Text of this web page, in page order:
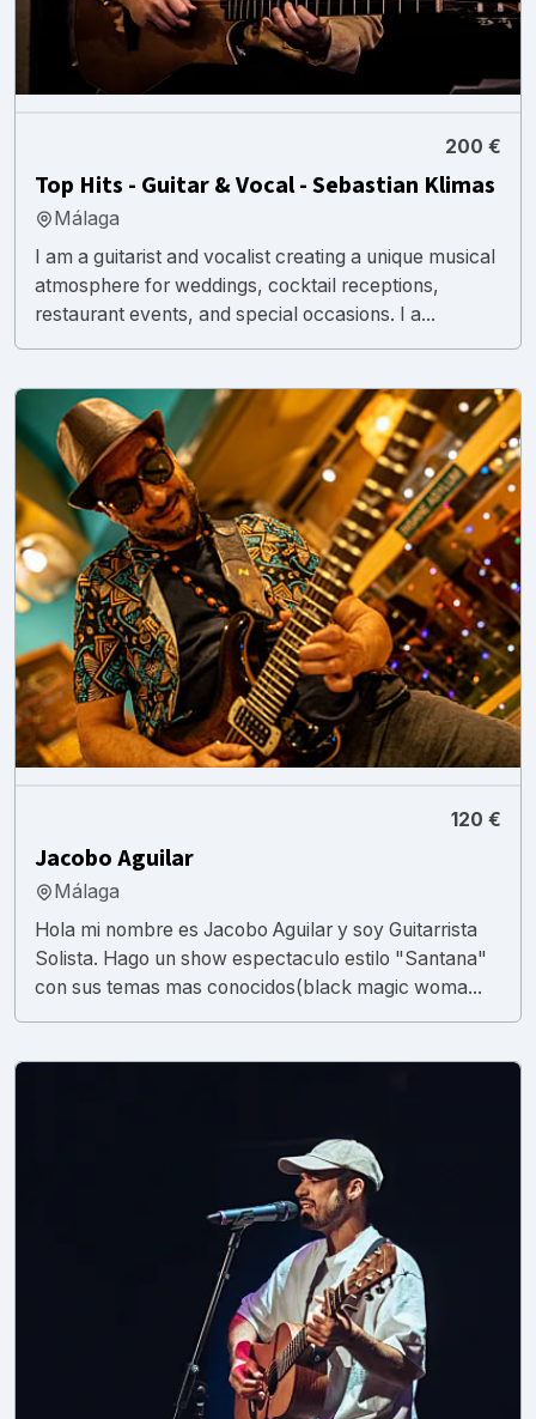
200 €
Top Hits - Guitar & Vocal - Sebastian Klimas
Málaga
I am a guitarist and vocalist creating a unique musical
atmosphere for weddings, cocktail receptions,
restaurant events, and special occasions. I a...
120 €
Jacobo Aguilar
Málaga
Hola mi nombre es Jacobo Aguilar y soy Guitarrista
Solista. Hago un show espectaculo estilo "Santana"
con sus temas mas conocidos(black magic woma...